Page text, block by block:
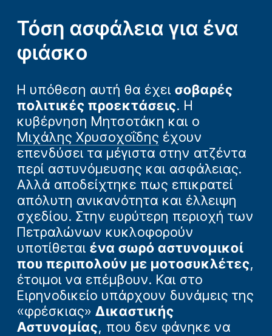
Τόση ασφάλεια για ένα
φιάσκο
Η υπόθεση αυτή θα έχει σοβαρές
πολιτικές προεκτάσεις. Η
κυβέρνηση Μητσοτάκη και ο
Μιχάλης Χρυσοχοΐδης έχουν
επενδύσει τα μέγιστα στην ατζέντα
περί αστυνόμευσης και ασφάλειας.
Αλλά αποδείχτηκε πως επικρατεί
απόλυτη ανικανότητα και έλλειψη
σχεδίου. Στην ευρύτερη περιοχή των
Πετραλώνων κυκλοφορούν
υποτίθεται ένα σωρό αστυνομικοί
που περιπολούν με μοτοσυκλέτες,
έτοιμοι να επέμβουν. Και στο
Ειρηνοδικείο υπάρχουν δυνάμεις της
«φρέσκιας» Δικαστικής
Αστυνομίας, που δεν φάνηκε να